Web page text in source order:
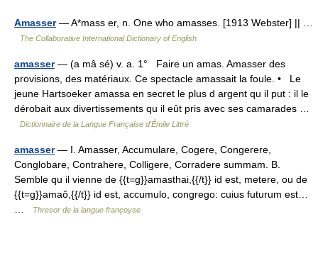
Amasser— A*mass er, n. One who amasses. [1913 Webster] || …
The Collaborative International Dictionary of English
amasser— (a mâ sé) v. a. 1° Faire un amas. Amasser des
provisions, des matériaux. Ce spectacle amassait la foule. • Le
jeune Hartsoeker amassa en secret le plus d argent qu il put : il le
dérobait aux divertissements qu il eût pris avec ses camarades …
Dictionnaire de la Langue Française d'Émile Littré
amasser— I. Amasser, Accumulare, Cogere, Congerere,
Conglobare, Contrahere, Colligere, Corradere summam. B.
Semble qu il vienne de {{t=g}}amasthai,{{/t}} id est, metere, ou de
{{t=g}}amaô,{{/t}} id est, accumulo, congrego: cuius futurum est…
Thresor de la langue françoyse